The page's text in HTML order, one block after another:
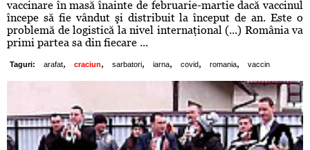
vaccinare în masă înainte de februarie-martie dacă vaccinul
începe să fie vândut şi distribuit la început de an. Este o
problemă de logistică la nivel internaţional (...) România va
primi partea sa din fiecare ...
Taguri: arafat, craciun, sarbatori, iarna, covid, romania, vaccin